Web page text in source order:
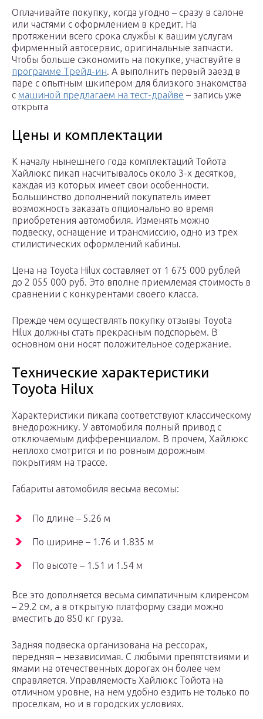
Оплачивайте покупку, когда угодно – сразу в салоне
или частями с оформлением в кредит. На
протяжении всего срока службы к вашим услугам
фирменный автосервис, оригинальные запчасти.
Чтобы больше сэкономить на покупке, участвуйте в
программе Трейд-ин. А выполнить первый заезд в
паре с опытным шкипером для близкого знакомства
с машиной предлагаем на тест-драйве – запись уже
открыта
Цены и комплектации
К началу нынешнего года комплектаций Тойота
Хайлюкс пикап насчитывалось около 3-х десятков,
каждая из которых имеет свои особенности.
Большинство дополнений покупатель имеет
возможность заказать опционально во время
приобретения автомобиля. Изменять можно
подвеску, оснащение и трансмиссию, одно из трех
стилистических оформлений кабины.
Цена на Toyota Hilux составляет от 1 675 000 рублей
до 2 055 000 руб. Это вполне приемлемая стоимость в
сравнении с конкурентами своего класса.
Прежде чем осуществлять покупку отзывы Toyota
Hilux должны стать прекрасным подспорьем. В
основном они носят положительное содержание.
Технические характеристики
Toyota Hilux
Характеристики пикапа соответствуют классическому
внедорожнику. У автомобиля полный привод с
отключаемым дифференциалом. В прочем, Хайлюкс
неплохо смотрится и по ровным дорожным
покрытиям на трассе.
Габариты автомобиля весьма весомы:
По длине – 5.26 м
По ширине – 1.76 и 1.835 м
По высоте – 1.51 и 1.54 м
Все это дополняется весьма симпатичным клиренсом
– 29.2 см, а в открытую платформу сзади можно
вместить до 850 кг груза.
Задняя подвеска организована на рессорах,
передняя – независимая. С любыми препятствиями и
ямами на отечественных дорогах он более чем
справляется. Управляемость Хайлюкс Тойота на
отличном уровне, на нем удобно ездить не только по
проселкам, но и в городских условиях.